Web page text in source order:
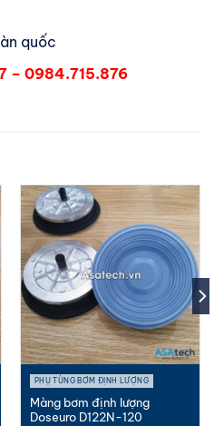
quốc
– 0984.715.876
PHỤ TÙNG BƠM ĐỊNH LƯỢNG
Màng bơm định lượng
Doseuro D122N-120